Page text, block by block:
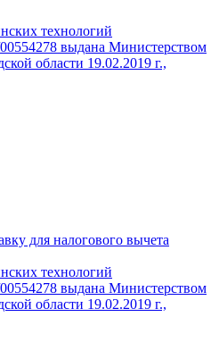
технологий
выдана Министерством
области 19.02.2019 г.,
для налогового вычета
технологий
выдана Министерством
области 19.02.2019 г.,